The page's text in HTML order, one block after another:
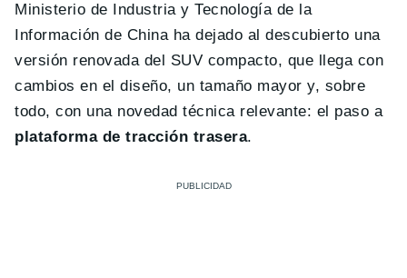
Ministerio de Industria y Tecnología de la
Información de China ha dejado al descubierto una
versión renovada del SUV compacto, que llega con
cambios en el diseño, un tamaño mayor y, sobre
todo, con una novedad técnica relevante: el paso a
plataforma de tracción trasera.